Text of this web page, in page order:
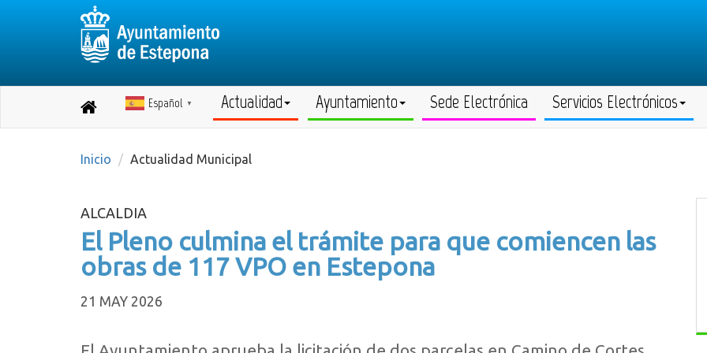
Destino:
inicio
Español ▼ Actualidad Ayuntamiento Sede Electrónica Servicios Electrónicos
Inicio Actualidad Municipal
ALCALDIA
El Pleno culmina el trámite para que comiencen las
obras de 117 VPO en Estepona
21 MAY 2026